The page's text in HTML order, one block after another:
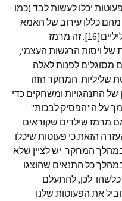
יכלו לעשות לבד (כמו
כללו עירוב של האמא
כחוצץ כדי לעזור להמנע מרגשות שליליים[16]. זה מרמז
ויסות הרגשות העצמי,
מסוגלים לפנות לאלה
שליליות. המחקר הזה
התנהגויות ומשחקים כדי
על ה"הפסיק לבכות"
מרמז שילדים שקוראים
הזאת כי פעוטות שיכלו
המחקר. יש לציין שלא
כל התנאים שהוצגו
לכן, להתעלם
את הפעוטות שלנו